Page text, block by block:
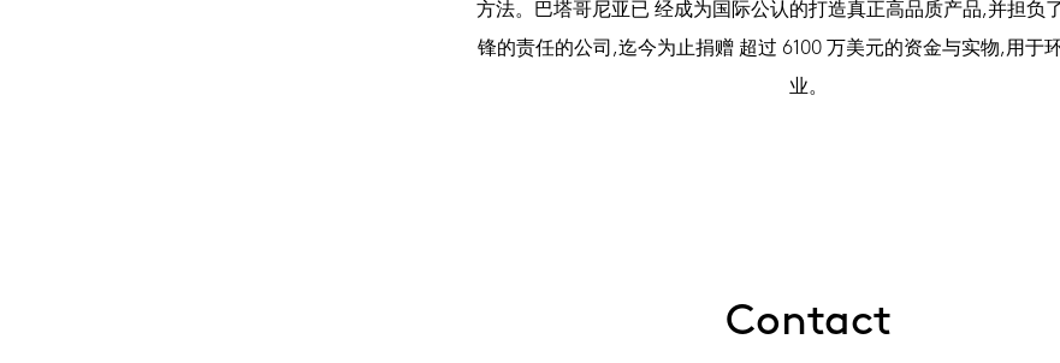
方法。巴塔哥尼亚已 经成为国际公认的打造真正高品质产品,并担负
锋的责任的公司,迄今为止捐赠 超过 6100 万美元的资金与实物,用于
业。
Contact